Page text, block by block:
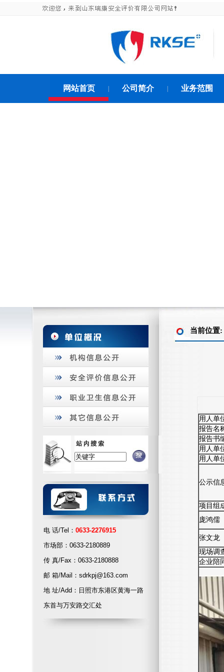
网站首页 公司简介 业务范围
电 话/Tel： 0633-2276915
市场部：0633-2180889
传 真/Fax：0633-2180888
邮 箱/Mail：sdrkpj@163.com
地 址/Add：日照市东港区黄海一路
东首与万安路交汇处
当前位置:
用人单
报告名
报告书
用人单
用人单
公示信
项目组
庞鸿儒
张文龙
现场调
企业陪